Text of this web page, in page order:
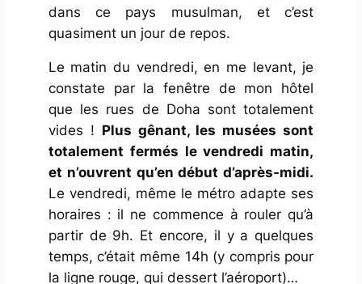
dans ce pays musulman, et c’est
quasiment un jour de repos.
Le matin du vendredi, en me levant, je
constate par la fenêtre de mon hôtel
que les rues de Doha sont totalement
vides ! Plus gênant, les musées sont
totalement fermés le vendredi matin,
et n’ouvrent qu’en début d’après-midi.
Le vendredi, même le métro adapte ses
horaires : il ne commence à rouler qu’à
partir de 9h. Et encore, il y a quelques
temps, c’était même 14h (y compris pour
la ligne rouge, qui dessert l’aéroport)…